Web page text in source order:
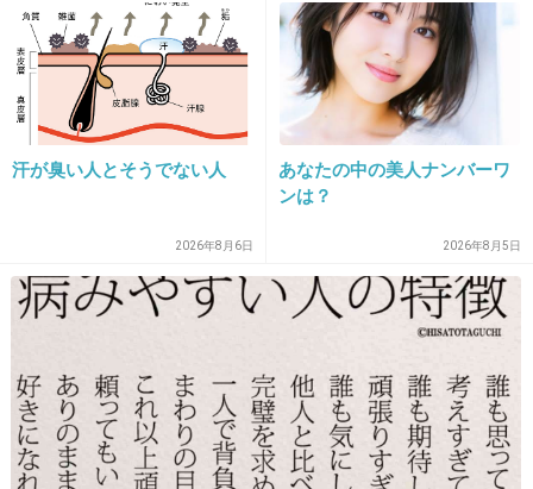
29. 匿名 2013/02/19(火) 16:36:27
あごがなくてかわいくない。
+56
たった4件のクレームで変更するって
本当に弱腰ですね
こういう弱腰の態度が
+16 -5
汗が臭い人とそうでない人
2026年8月6日
あなたの中の美人ナンバーワ
ンは？
2026年8月5日